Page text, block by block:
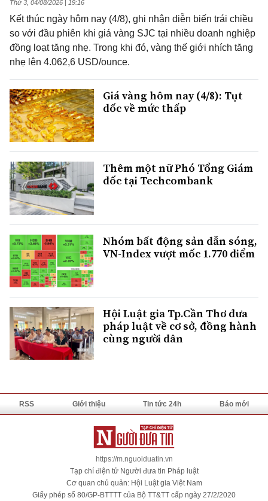
Thứ 3, 04/08/2026 | 19:16
Kết thúc ngày hôm nay (4/8), ghi nhận diễn biến trái chiều
so với đầu phiên khi giá vàng SJC tại nhiều doanh nghiệp
đồng loạt tăng nhẹ. Trong khi đó, vàng thế giới nhích tăng
nhẹ lên 4.062,6 USD/ounce.
Giá vàng hôm nay (4/8): Tụt
dốc về mức thấp
Thêm một nữ Phó Tổng Giám
đốc tại Techcombank
Nhóm bất động sản dẫn sóng,
VN-Index vượt mốc 1.770 điểm
Hội Luật gia Tp.Cần Thơ đưa
pháp luật về cơ sở, đồng hành
cùng người dân
RSS Giới thiệu Tin tức 24h Báo mới
https://m.nguoiduatin.vn
Tạp chí điện tử Người đưa tin Pháp luật
Cơ quan chủ quản: Hội Luật gia Việt Nam
Giấy phép số 80/GP-BTTTT của Bộ TT&TT cấp ngày 27/2/2020